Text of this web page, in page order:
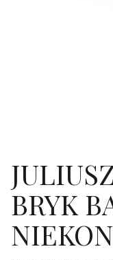
BRYK